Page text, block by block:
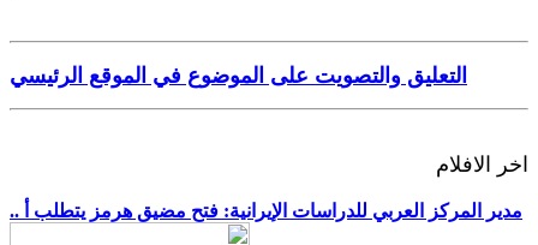
التعليق والتصويت على الموضوع في الموقع الرئيسي
اخر الافلام
.. مدير المركز العربي للدراسات الإيرانية: فتح مضيق هرمز يتطلب أ